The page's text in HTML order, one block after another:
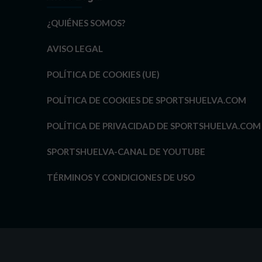
¿QUIÉNES SOMOS?
AVISO LEGAL
POLÍTICA DE COOKIES (UE)
POLÍTICA DE COOKIES DE SPORTSHUELVA.COM
POLÍTICA DE PRIVACIDAD DE SPORTSHUELVA.COM
SPORTSHUELVA-CANAL DE YOUTUBE
TÉRMINOS Y CONDICIONES DE USO